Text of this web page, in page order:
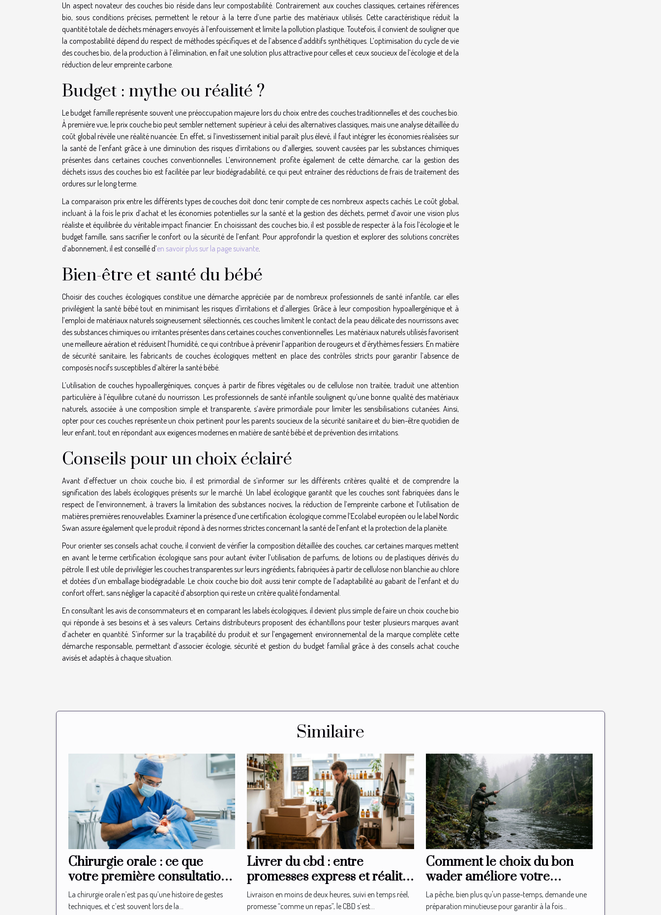
Un aspect novateur des couches bio réside dans leur compostabilité. Contrairement aux couches classiques, certaines références
bio, sous conditions précises, permettent le retour à la terre d’une partie des matériaux utilisés. Cette caractéristique réduit la
quantité totale de déchets ménagers envoyés à l’enfouissement et limite la pollution plastique. Toutefois, il convient de souligner que
la compostabilité dépend du respect de méthodes spécifiques et de l’absence d’additifs synthétiques. L’optimisation du cycle de vie
des couches bio, de la production à l’élimination, en fait une solution plus attractive pour celles et ceux soucieux de l’écologie et de la
réduction de leur empreinte carbone.
Budget : mythe ou réalité ?
Le budget famille représente souvent une préoccupation majeure lors du choix entre des couches traditionnelles et des couches bio.
À première vue, le prix couche bio peut sembler nettement supérieur à celui des alternatives classiques, mais une analyse détaillée du
coût global révèle une réalité nuancée. En effet, si l’investissement initial paraît plus élevé, il faut intégrer les économies réalisées sur
la santé de l’enfant grâce à une diminution des risques d’irritations ou d’allergies, souvent causées par les substances chimiques
présentes dans certaines couches conventionnelles. L’environnement profite également de cette démarche, car la gestion des
déchets issus des couches bio est facilitée par leur biodégradabilité, ce qui peut entraîner des réductions de frais de traitement des
ordures sur le long terme.
La comparaison prix entre les différents types de couches doit donc tenir compte de ces nombreux aspects cachés. Le coût global,
incluant à la fois le prix d’achat et les économies potentielles sur la santé et la gestion des déchets, permet d’avoir une vision plus
réaliste et équilibrée du véritable impact financier. En choisissant des couches bio, il est possible de respecter à la fois l’écologie et le
budget famille, sans sacrifier le confort ou la sécurité de l’enfant. Pour approfondir la question et explorer des solutions concrètes
d’abonnement, il est conseillé d’en savoir plus sur la page suivante.
Bien-être et santé du bébé
Choisir des couches écologiques constitue une démarche appréciée par de nombreux professionnels de santé infantile, car elles
privilégient la santé bébé tout en minimisant les risques d'irritations et d’allergies. Grâce à leur composition hypoallergénique et à
l’emploi de matériaux naturels soigneusement sélectionnés, ces couches limitent le contact de la peau délicate des nourrissons avec
des substances chimiques ou irritantes présentes dans certaines couches conventionnelles. Les matériaux naturels utilisés favorisent
une meilleure aération et réduisent l’humidité, ce qui contribue à prévenir l’apparition de rougeurs et d’érythèmes fessiers. En matière
de sécurité sanitaire, les fabricants de couches écologiques mettent en place des contrôles stricts pour garantir l’absence de
composés nocifs susceptibles d’altérer la santé bébé.
L’utilisation de couches hypoallergéniques, conçues à partir de fibres végétales ou de cellulose non traitée, traduit une attention
particulière à l’équilibre cutané du nourrisson. Les professionnels de santé infantile soulignent qu’une bonne qualité des matériaux
naturels, associée à une composition simple et transparente, s’avère primordiale pour limiter les sensibilisations cutanées. Ainsi,
opter pour ces couches représente un choix pertinent pour les parents soucieux de la sécurité sanitaire et du bien-être quotidien de
leur enfant, tout en répondant aux exigences modernes en matière de santé bébé et de prévention des irritations.
Conseils pour un choix éclairé
Avant d’effectuer un choix couche bio, il est primordial de s’informer sur les différents critères qualité et de comprendre la
signification des labels écologiques présents sur le marché. Un label écologique garantit que les couches sont fabriquées dans le
respect de l’environnement, à travers la limitation des substances nocives, la réduction de l’empreinte carbone et l’utilisation de
matières premières renouvelables. Examiner la présence d’une certification écologique comme l’Ecolabel européen ou le label Nordic
Swan assure également que le produit répond à des normes strictes concernant la santé de l’enfant et la protection de la planète.
Pour orienter ses conseils achat couche, il convient de vérifier la composition détaillée des couches, car certaines marques mettent
en avant le terme certification écologique sans pour autant éviter l’utilisation de parfums, de lotions ou de plastiques dérivés du
pétrole. Il est utile de privilégier les couches transparentes sur leurs ingrédients, fabriquées à partir de cellulose non blanchie au chlore
et dotées d’un emballage biodégradable. Le choix couche bio doit aussi tenir compte de l’adaptabilité au gabarit de l’enfant et du
confort offert, sans négliger la capacité d’absorption qui reste un critère qualité fondamental.
En consultant les avis de consommateurs et en comparant les labels écologiques, il devient plus simple de faire un choix couche bio
qui réponde à ses besoins et à ses valeurs. Certains distributeurs proposent des échantillons pour tester plusieurs marques avant
d’acheter en quantité. S’informer sur la traçabilité du produit et sur l’engagement environnemental de la marque complète cette
démarche responsable, permettant d’associer écologie, sécurité et gestion du budget familial grâce à des conseils achat couche
avisés et adaptés à chaque situation.
Similaire
Chirurgie orale : ce que
votre première consultation
ne vous révélera jamais
La chirurgie orale n’est pas qu’une histoire de gestes
techniques, et c’est souvent lors de la...
Livrer du cbd : entre
promesses express et réalité
logistique en boutique
Livraison en moins de deux heures, suivi en temps réel,
promesse “comme un repas”, le CBD s’est...
Comment le choix du bon
wader améliore votre
expérience de pêche ?
La pêche, bien plus qu'un passe-temps, demande une
préparation minutieuse pour garantir à la fois...